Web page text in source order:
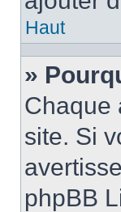
Haut
»
Chaque
site. Si
phpBB